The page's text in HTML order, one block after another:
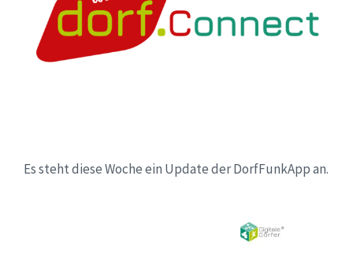
Es steht diese Woche ein Update der DorfFunkApp an.